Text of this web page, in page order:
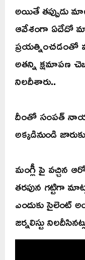
అయితే తప్పుడు
ఆవేశంగా ఏదేదో
ప్రయత్నించడంతో
అతన్ని క్షమాపణ
నిలదీశారు..
దీంతో సంపత్
అక్కడినుండి
మంగ్లీ పై వచ్చిన
తరపున గట్టిగా
ఎందుకు సైలెంట్
జర్నలిస్టు